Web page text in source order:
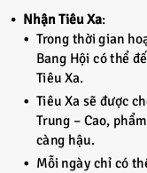
Nhận Tiêu Xa:
Trong thời gian
Bang Hội có thể
Tiêu Xa.
Tiêu Xa sẽ được
Trung – Cao,
càng hậu.
Mỗi ngày chỉ có